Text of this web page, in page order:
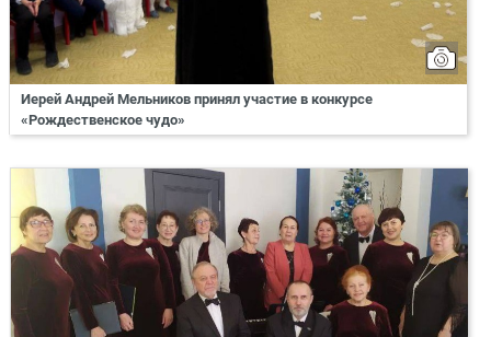
Иерей Андрей Мельников принял участие в конкурсе
«Рождественское чудо»